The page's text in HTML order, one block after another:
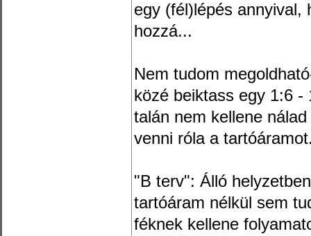
egy (fél)lépés annyival,
hozzá...
Nem tudom
közé beiktass egy 1:6 -
talán nem kellene
venni róla a
"B terv": Álló
tartóáram nélkül sem
féknek kellene